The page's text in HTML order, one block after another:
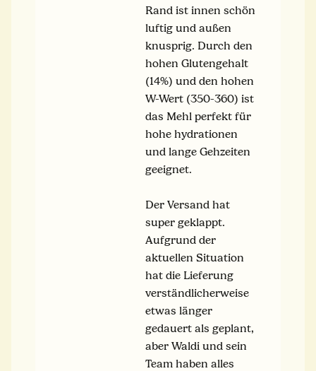
Rand ist innen schön
luftig und außen
knusprig. Durch den
hohen Glutengehalt
(14%) und den hohen
W-Wert (350-360) ist
das Mehl perfekt für
hohe hydrationen
und lange Gehzeiten
geeignet.
Der Versand hat
super geklappt.
Aufgrund der
aktuellen Situation
hat die Lieferung
verständlicherweise
etwas länger
gedauert als geplant,
aber Waldi und sein
Team haben alles